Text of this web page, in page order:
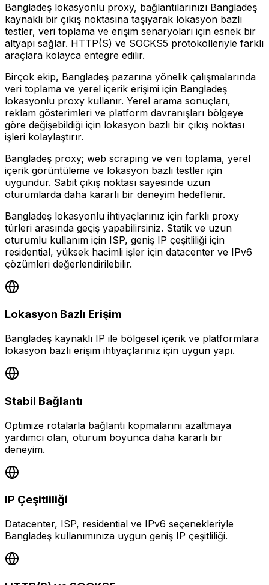
Bangladeş lokasyonlu proxy, bağlantılarınızı Bangladeş
kaynaklı bir çıkış noktasına taşıyarak lokasyon bazlı
testler, veri toplama ve erişim senaryoları için esnek bir
altyapı sağlar. HTTP(S) ve SOCKS5 protokolleriyle farklı
araçlara kolayca entegre edilir.
Birçok ekip, Bangladeş pazarına yönelik çalışmalarında
veri toplama ve yerel içerik erişimi için Bangladeş
lokasyonlu proxy kullanır. Yerel arama sonuçları,
reklam gösterimleri ve platform davranışları bölgeye
göre değişebildiği için lokasyon bazlı bir çıkış noktası
işleri kolaylaştırır.
Bangladeş proxy; web scraping ve veri toplama, yerel
içerik görüntüleme ve lokasyon bazlı testler için
uygundur. Sabit çıkış noktası sayesinde uzun
oturumlarda daha kararlı bir deneyim hedeflenir.
Bangladeş lokasyonlu ihtiyaçlarınız için farklı proxy
türleri arasında geçiş yapabilirsiniz. Statik ve uzun
oturumlu kullanım için ISP, geniş IP çeşitliliği için
residential, yüksek hacimli işler için datacenter ve IPv6
çözümleri değerlendirilebilir.
Lokasyon Bazlı Erişim
Bangladeş kaynaklı IP ile bölgesel içerik ve platformlara
lokasyon bazlı erişim ihtiyaçlarınız için uygun yapı.
Stabil Bağlantı
Optimize rotalarla bağlantı kopmalarını azaltmaya
yardımcı olan, oturum boyunca daha kararlı bir
deneyim.
IP Çeşitliliği
Datacenter, ISP, residential ve IPv6 seçenekleriyle
Bangladeş kullanımınıza uygun geniş IP çeşitliliği.